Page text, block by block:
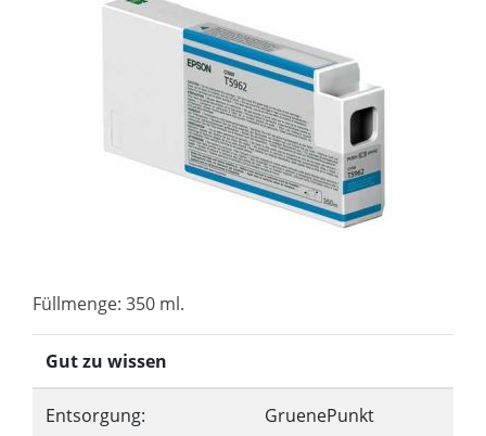
Füllmenge: 350 ml.
Gut zu wissen
Entsorgung: GruenePunkt